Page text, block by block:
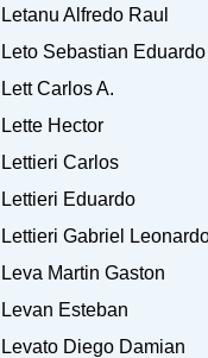
Letanu Alfredo Raul
Leto Sebastian Eduardo
Lett Carlos A.
Lette Hector
Lettieri Carlos
Lettieri Eduardo
Lettieri Gabriel
Leva Martin Gaston
Levan Esteban
Levato Diego Damian